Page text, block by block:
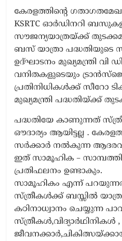
കേരളത്തിന്റെ
KSRTC ഓർഡിനറി
സൗജന്യയാത്രയ്ക്ക്
ബസ് യാത്രാ പദ്ധതിയുടെ
ഉദ്ഘാടനം മുഖ്യമന്ത്രി വി
വനിതകളുടെയും
പ്രതിനിധികൾക്ക് സീറോ
മുഖ്യമന്ത്രി പദ്ധതിയ്ക്ക്
പദ്ധതിയേ കാണുന്നത്
ഔദാര്യം ആയിട്ടല്ല .
സർക്കാർ നൽകുന്ന
ഇത് സാമൂഹിക –
പ്രതിഫലനം ഉണ്ടാകും.
സാമൂഹികം എന്ന്
സ്ത്രീകൾക്ക് ബസ്സിൽ
കഠിനാധ്വാനം ചെയ്യുന്ന
സ്ത്രീകൾ,വിദ്യാർഥിനികൾ ,